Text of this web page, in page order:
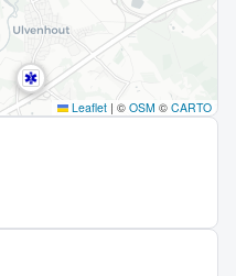
Leaflet | © OSM © CARTO